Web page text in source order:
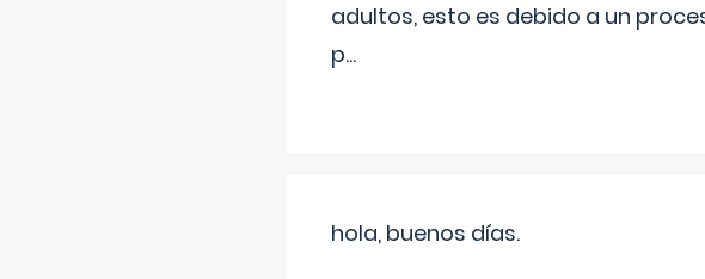
adultos, esto es debido a un
p...
hola, buenos días.